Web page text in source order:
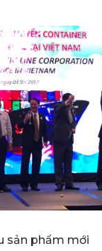
sản phẩm mới